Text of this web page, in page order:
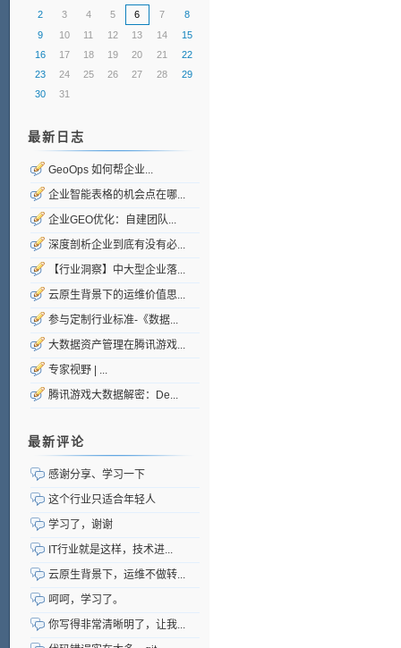
2
3 4 5 6 7
8
9
10 11 12 13 14
15
16
17 18 19 20 21
22
23
24 25 26 27 28
29
30
31
最新日志
GeoOps 如何帮企业...
企业智能表格的机会点在哪...
企业GEO优化：自建团队...
深度剖析企业到底有没有必...
【行业洞察】中大型企业落...
云原生背景下的运维价值思...
参与定制行业标准-《数据...
大数据资产管理在腾讯游戏...
专家视野 | ...
腾讯游戏大数据解密：De...
最新评论
感谢分享、学习一下
这个行业只适合年轻人
学习了，谢谢
IT行业就是这样，技术进...
云原生背景下，运维不做转...
呵呵，学习了。
你写得非常清晰明了，让我...